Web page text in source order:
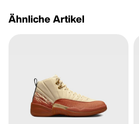
Ähnliche Artikel